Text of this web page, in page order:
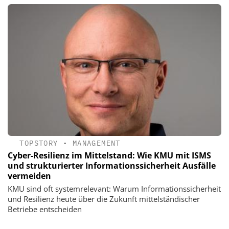
TOPSTORY • MANAGEMENT
Cyber-Resilienz im Mittelstand: Wie KMU mit ISMS
und strukturierter Informationssicherheit Ausfälle
vermeiden
KMU sind oft systemrelevant: Warum Informationssicherheit
und Resilienz heute über die Zukunft mittelständischer
Betriebe entscheiden